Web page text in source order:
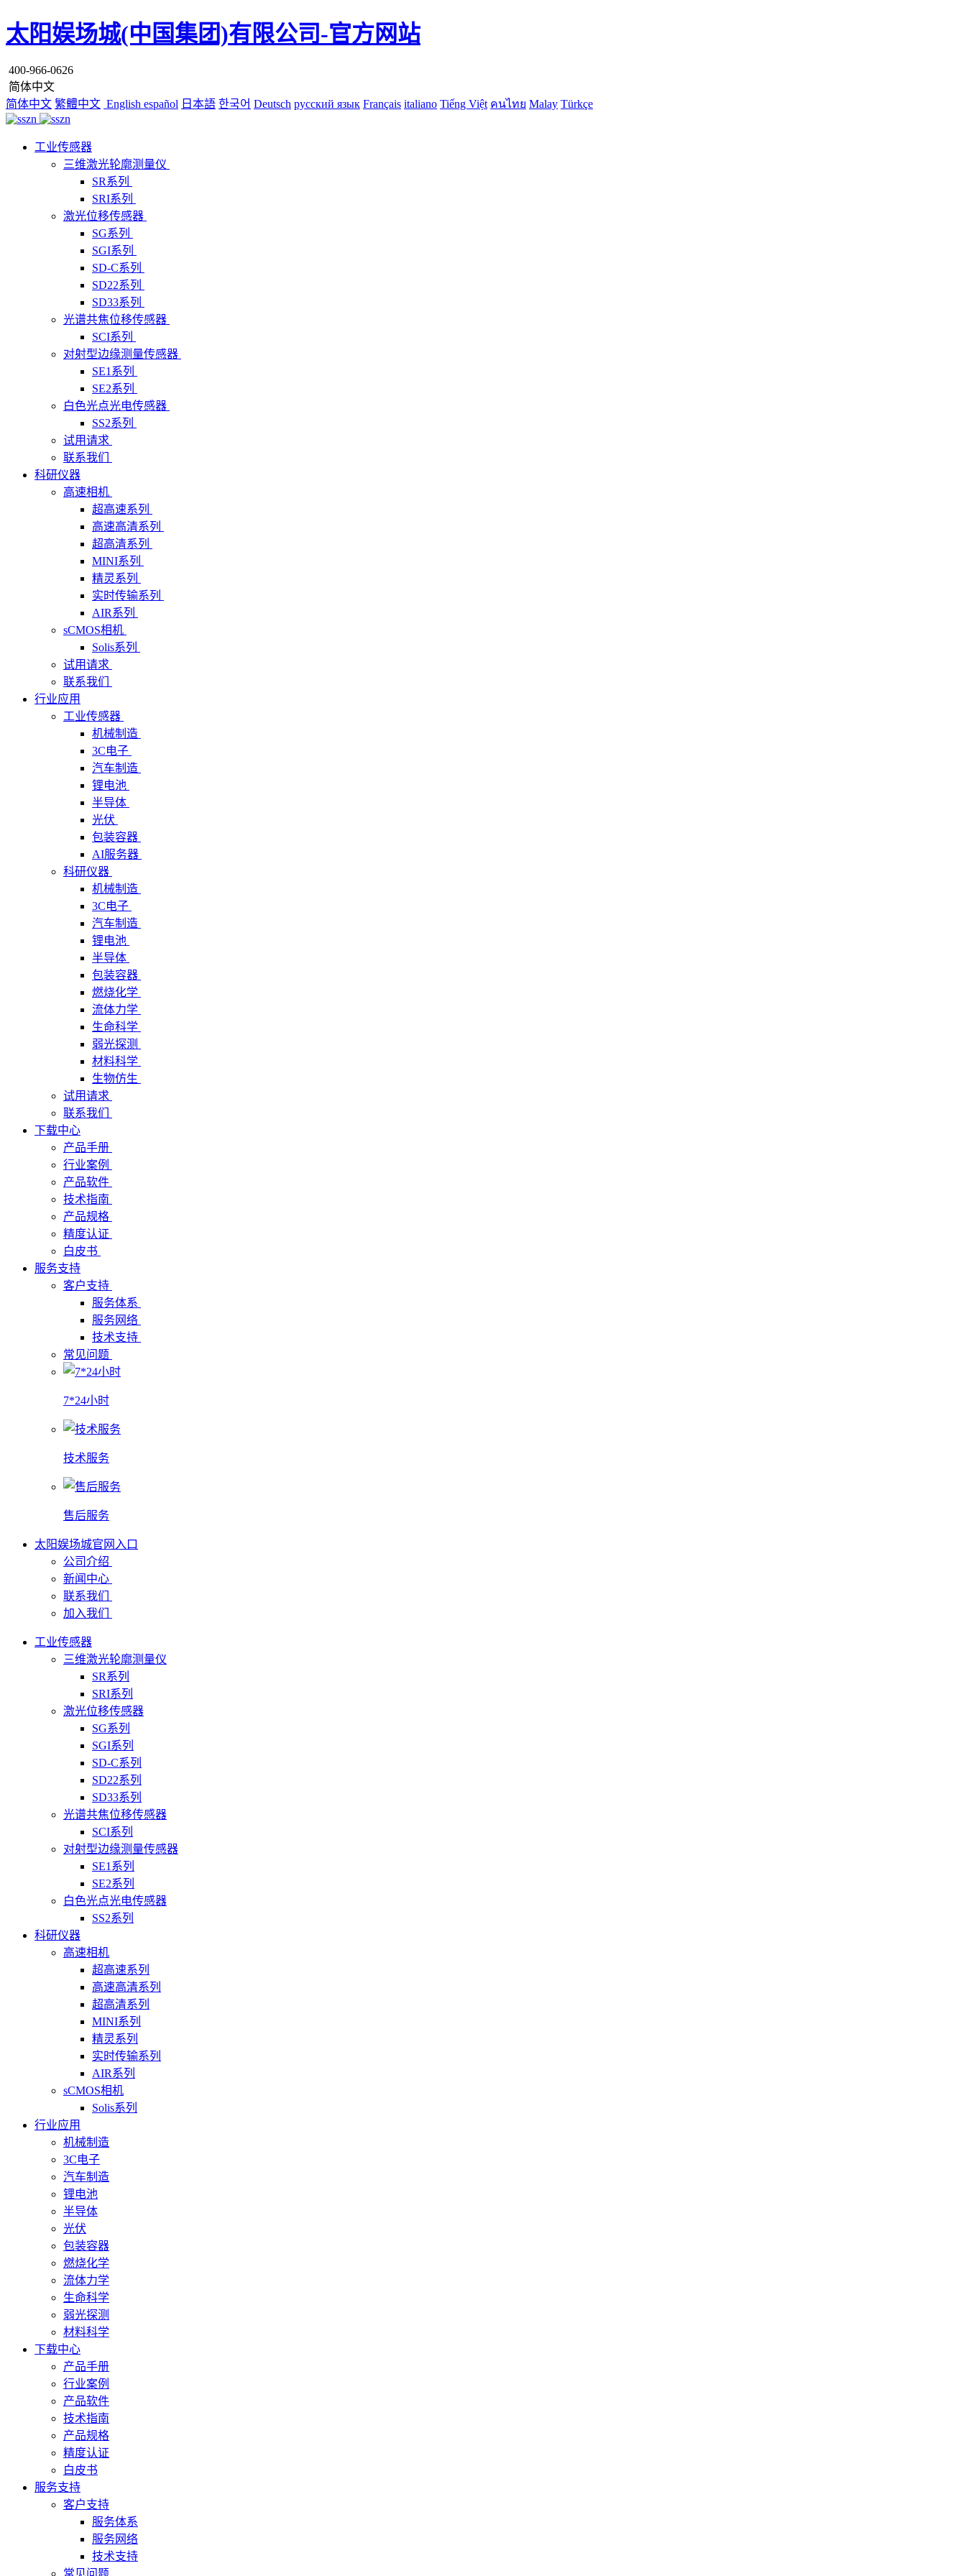
太阳娱场城(中国集团)有限公司-官方网站
400-966-0626
简体中文
简体中文 繁體中文 English español 日本語 한국어 Deutsch русский язык Français italiano Tiếng Việt คนไทย Malay Türkçe
工业传感器
三维激光轮廓测量仪
SR系列
SRI系列
激光位移传感器
SG系列
SGI系列
SD-C系列
SD22系列
SD33系列
光谱共焦位移传感器
SCI系列
对射型边缘测量传感器
SE1系列
SE2系列
白色光点光电传感器
SS2系列
试用请求
联系我们
科研仪器
高速相机
超高速系列
高速高清系列
超高清系列
MINI系列
精灵系列
实时传输系列
AIR系列
sCMOS相机
Solis系列
试用请求
联系我们
行业应用
工业传感器
机械制造
3C电子
汽车制造
锂电池
半导体
光伏
包装容器
AI服务器
科研仪器
机械制造
3C电子
汽车制造
锂电池
半导体
包装容器
燃烧化学
流体力学
生命科学
弱光探测
材料科学
生物仿生
试用请求
联系我们
下载中心
产品手册
行业案例
产品软件
技术指南
产品规格
精度认证
白皮书
服务支持
客户支持
服务体系
服务网络
技术支持
常见问题
7*24小时
技术服务
售后服务
太阳娱场城官网入口
公司介绍
新闻中心
联系我们
加入我们
工业传感器
三维激光轮廓测量仪
SR系列
SRI系列
激光位移传感器
SG系列
SGI系列
SD-C系列
SD22系列
SD33系列
光谱共焦位移传感器
SCI系列
对射型边缘测量传感器
SE1系列
SE2系列
白色光点光电传感器
SS2系列
科研仪器
高速相机
超高速系列
高速高清系列
超高清系列
MINI系列
精灵系列
实时传输系列
AIR系列
sCMOS相机
Solis系列
行业应用
机械制造
3C电子
汽车制造
锂电池
半导体
光伏
包装容器
燃烧化学
流体力学
生命科学
弱光探测
材料科学
下载中心
产品手册
行业案例
产品软件
技术指南
产品规格
精度认证
白皮书
服务支持
客户支持
服务体系
服务网络
技术支持
常见问题